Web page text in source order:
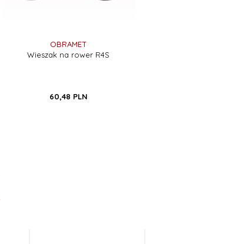
OBRAMET
Wieszak na rower R4S
60,48 PLN